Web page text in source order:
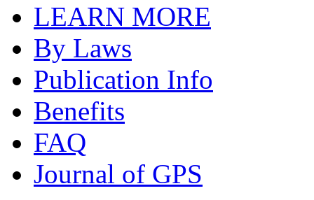
LEARN MORE
By Laws
Publication Info
Benefits
FAQ
Journal of GPS